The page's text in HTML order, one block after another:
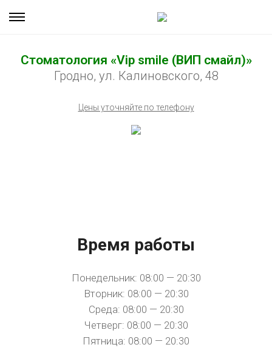
Стоматология «Vip smile (ВИП смайл)»
Гродно, ул. Калиновского, 48
Цены уточняйте по телефону
Время работы
Понедельник: 08:00 — 20:30
Вторник: 08:00 — 20:30
Среда: 08:00 — 20:30
Четверг: 08:00 — 20:30
Пятница: 08:00 — 20:30